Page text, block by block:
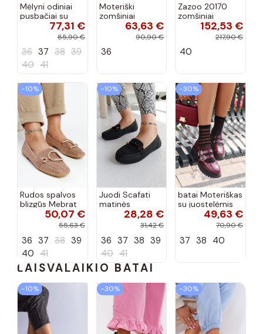
Mėlyni odiniai
pusbačiai su
dekoratyvine
sagtimi Taija
77,31 €
85,90 €
36 37 38 39
40 41
Moteriški
zomšiniai
mokasinai
Demela mėlynos
63,63 €
90,90 €
36
Zazoo 20170
zomšiniai
bateliai su
kulniukais smėlio
152,53 €
217,90 €
40
−10%
Rudos spalvos
blizgūs Mebrat
bateliai50,07 €
55,63 €
36 37 38 39
40 41
−10%
Juodi Scafati
matinės
apdailos bateliai
28,28 €
31,42 €
36 37 38 39
40 41
−30%
batai Moteriškas
su juostelėmis
su lako efektu
bordo spalvos
49,63 €
70,90 €
37 38 40
LAISVALAIKIO BATAI
−10% −30% −30%